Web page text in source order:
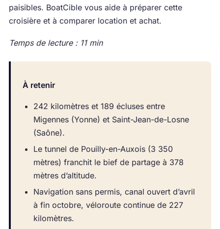
paisibles. BoatCible vous aide à préparer cette
croisière et à comparer location et achat.
Temps de lecture : 11 min
À retenir
242 kilomètres et 189 écluses entre
Migennes (Yonne) et Saint-Jean-de-Losne
(Saône).
Le tunnel de Pouilly-en-Auxois (3 350
mètres) franchit le bief de partage à 378
mètres d’altitude.
Navigation sans permis, canal ouvert d’avril
à fin octobre, véloroute continue de 227
kilomètres.